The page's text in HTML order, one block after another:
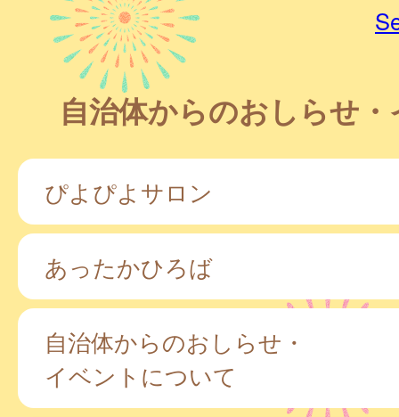
自治体からのおしらせ
ぴよぴよサロン
あったかひろば
自治体からのおしらせ・
イベントについて